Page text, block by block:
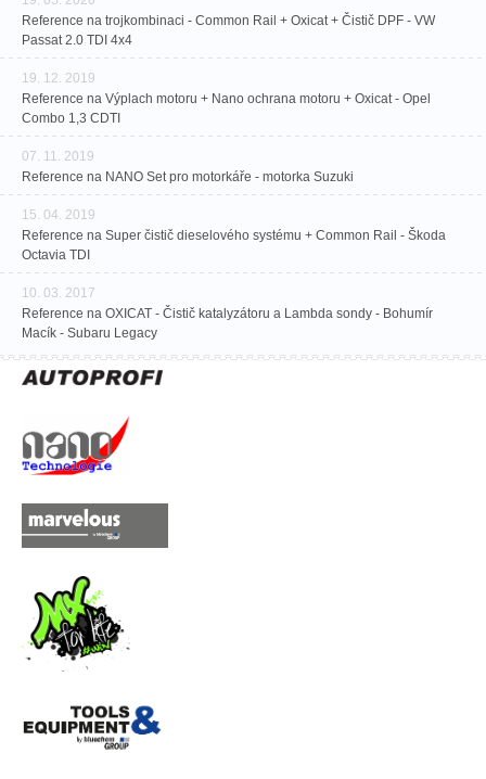
Reference na trojkombinaci - Common Rail + Oxicat + Čistič DPF - VW
Passat 2.0 TDI 4x4
19. 12. 2019
Reference na Výplach motoru + Nano ochrana motoru + Oxicat - Opel
Combo 1,3 CDTI
07. 11. 2019
Reference na NANO Set pro motorkáře - motorka Suzuki
15. 04. 2019
Reference na Super čistič dieselového systému + Common Rail - Škoda
Octavia TDI
10. 03. 2017
Reference na OXICAT - Čistič katalyzátoru a Lambda sondy - Bohumír
Macík - Subaru Legacy